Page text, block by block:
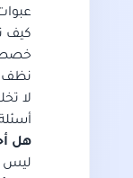
كيف
خصص
نظف
لا
هل
ليس